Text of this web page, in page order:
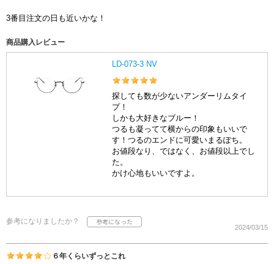
3番目注文の日も近いかな！
商品購入レビュー
LD-073-3 NV
探しても数が少ないアンダーリムタイ
プ！
しかも大好きなブルー！
つるも凝ってて横からの印象もいいで
す！つるのエンドに可愛いまるぽち。
お値段なり、ではなく、お値段以上でし
た。
かけ心地もいいですよ。
参考になりましたか？
2024/03/15
６年くらいずっとこれ